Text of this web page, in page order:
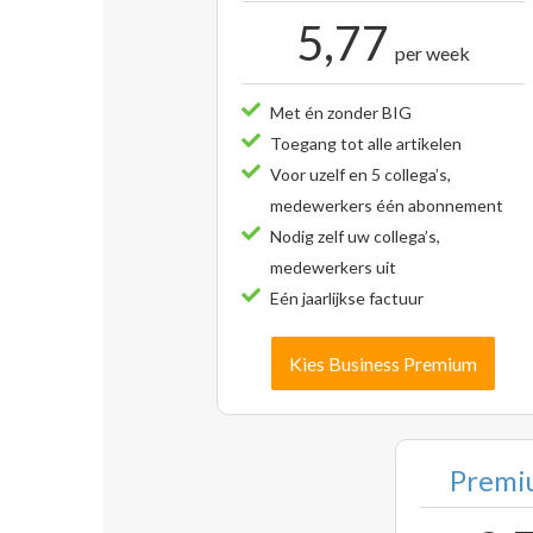
5,77 per week
Met én zonder BIG
Toegang tot alle artikelen
Voor uzelf en 5 collega’s,
medewerkers één abonnement
Nodig zelf uw collega’s,
medewerkers uit
Eén jaarlijkse factuur
Kies Business Premium